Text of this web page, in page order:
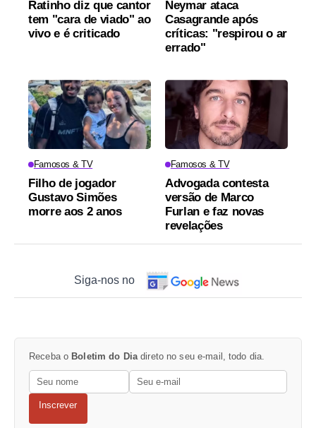
Ratinho diz que cantor
tem "cara de viado" ao
vivo e é criticado
Neymar ataca
Casagrande após
críticas: "respirou o ar
errado"
Famosos & TV
Filho de jogador
Gustavo Simões
morre aos 2 anos
Famosos & TV
Advogada contesta
versão de Marco
Furlan e faz novas
revelações
Siga-nos no
Receba o Boletim do Diadireto no seu e-mail, todo dia.
Inscrever